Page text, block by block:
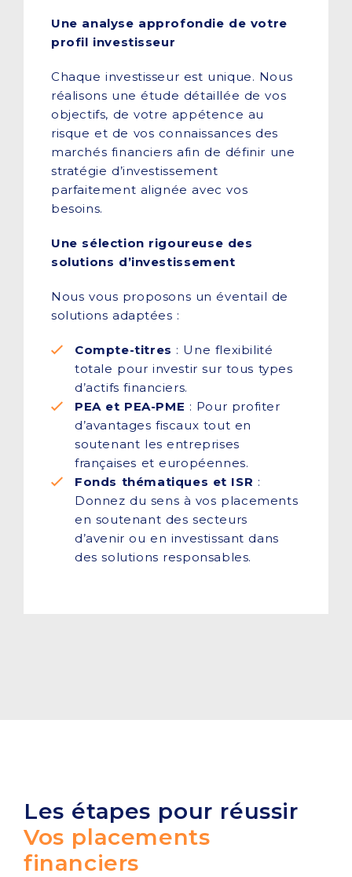
Une analyse approfondie de votre
profil investisseur
Chaque investisseur est unique. Nous
réalisons une étude détaillée de vos
objectifs, de votre appétence au
risque et de vos connaissances des
marchés financiers afin de définir une
stratégie d’investissement
parfaitement alignée avec vos
besoins.
Une sélection rigoureuse des
solutions d’investissement
Nous vous proposons un éventail de
solutions adaptées :
Compte-titres : Une flexibilité
totale pour investir sur tous types
d’actifs financiers.
PEA et PEA-PME : Pour profiter
d’avantages fiscaux tout en
soutenant les entreprises
françaises et européennes.
Fonds thématiques et ISR :
Donnez du sens à vos placements
en soutenant des secteurs
d’avenir ou en investissant dans
des solutions responsables.
Les étapes pour réussir
Vos placements
financiers